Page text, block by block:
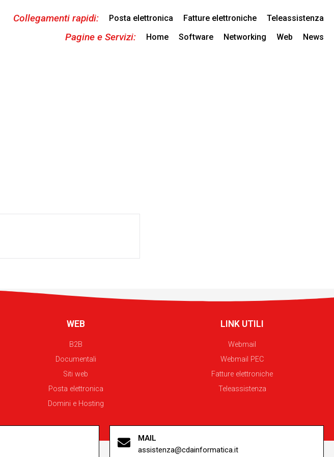
Collegamenti rapidi: Posta elettronica Fatture elettroniche Teleassistenza
Pagine e Servizi: Home Software Networking Web News
WEB
B2B
Documentali
Siti web
Posta elettronica
Domini e Hosting
LINK UTILI
Webmail
Webmail PEC
Fatture elettroniche
Teleassistenza
MAIL
assistenza@cdainformatica.it